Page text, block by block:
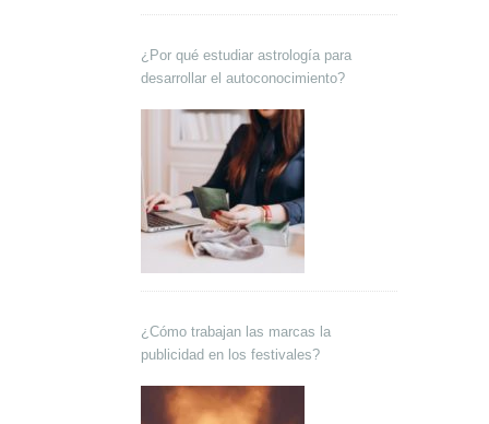
¿Por qué estudiar astrología para
desarrollar el autoconocimiento?
¿Cómo trabajan las marcas la
publicidad en los festivales?